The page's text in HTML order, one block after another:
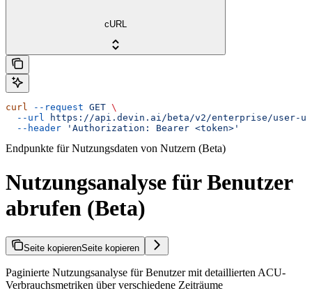
cURL
curl --request GET \
  --url
https://api.devin.ai/beta/v2/enterprise/user-
  --header
'Authorization: Bearer <token>'
Endpunkte für Nutzungsdaten von Nutzern (Beta)
Nutzungsanalyse für Benutzer
abrufen (Beta)
Seite kopierenSeite kopieren
Paginierte Nutzungsanalyse für Benutzer mit detaillierten ACU-
Verbrauchsmetriken über verschiedene Zeiträume